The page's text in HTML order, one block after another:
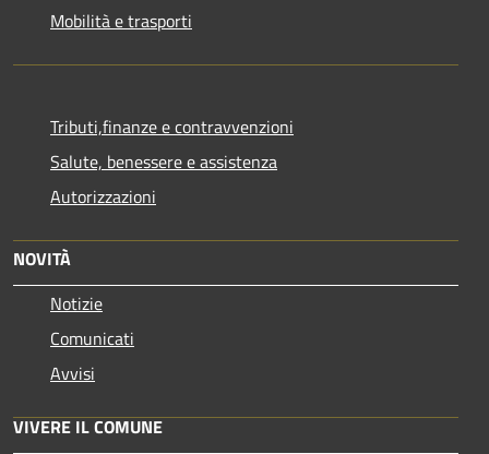
Mobilità e trasporti
Tributi,finanze e contravvenzioni
Salute, benessere e assistenza
Autorizzazioni
NOVITÀ
Notizie
Comunicati
Avvisi
VIVERE IL COMUNE